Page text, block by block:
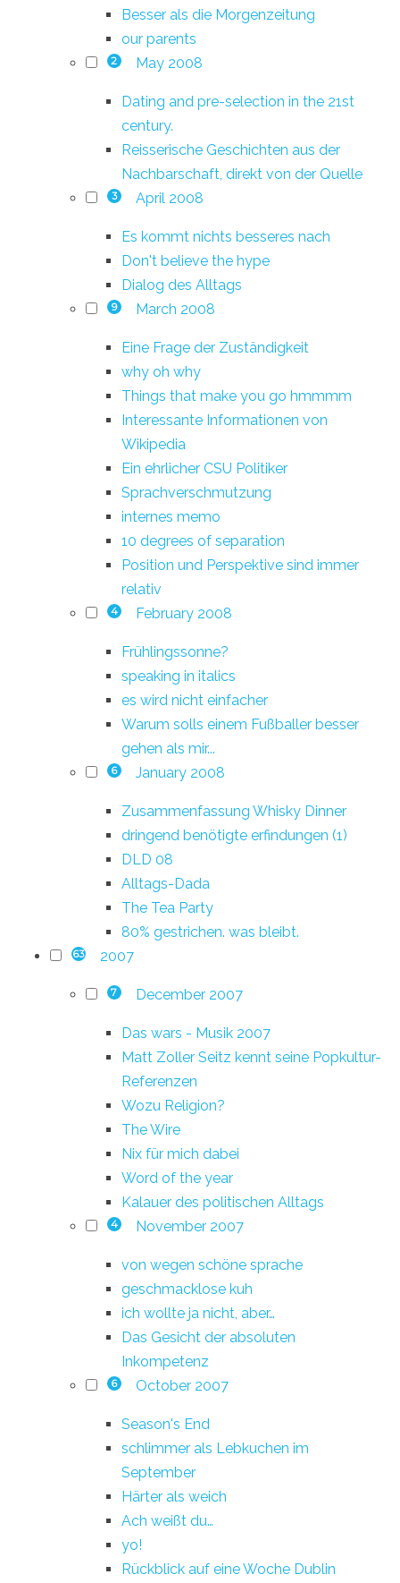
Besser als die Morgenzeitung
our parents
2 May 2008
Dating and pre-selection in the 21st
century.
Reisserische Geschichten aus der
Nachbarschaft, direkt von der Quelle
3 April 2008
Es kommt nichts besseres nach
Don't believe the hype
Dialog des Alltags
9 March 2008
Eine Frage der Zuständigkeit
why oh why
Things that make you go hmmmm
Interessante Informationen von
Wikipedia
Ein ehrlicher CSU Politiker
Sprachverschmutzung
internes memo
10 degrees of separation
Position und Perspektive sind immer
relativ
4 February 2008
Frühlingssonne?
speaking in italics
es wird nicht einfacher
Warum solls einem Fußballer besser
gehen als mir...
6 January 2008
Zusammenfassung Whisky Dinner
dringend benötigte erfindungen (1)
DLD 08
Alltags-Dada
The Tea Party
80% gestrichen. was bleibt.
63 2007
7 December 2007
Das wars - Musik 2007
Matt Zoller Seitz kennt seine Popkultur-
Referenzen
Wozu Religion?
The Wire
Nix für mich dabei
Word of the year
Kalauer des politischen Alltags
4 November 2007
von wegen schöne sprache
geschmacklose kuh
ich wollte ja nicht, aber…
Das Gesicht der absoluten
Inkompetenz
6 October 2007
Season's End
schlimmer als Lebkuchen im
September
Härter als weich
Ach weißt du…
yo!
Rückblick auf eine Woche Dublin